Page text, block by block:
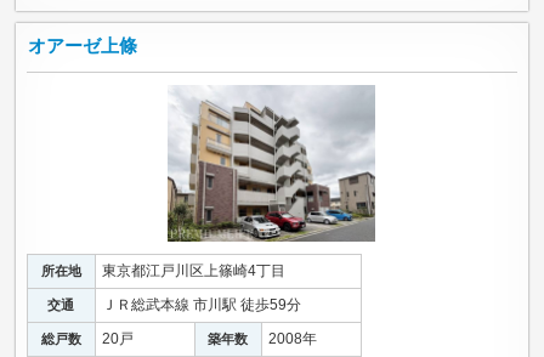
オアーゼ上條
所在地 東京都江戸川区上篠崎4丁目
交通 ＪＲ総武本線 市川駅 徒歩59分
総戸数 20戸 築年数 2008年